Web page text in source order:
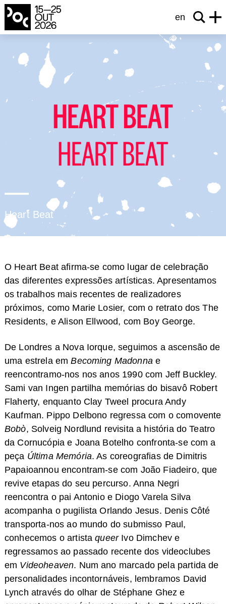
en
Heart Beat
O Heart Beat afirma-se como lugar de celebração
das diferentes expressões artísticas. Apresentamos
os trabalhos mais recentes de realizadores
próximos, como Marie Losier, com o retrato dos The
Residents, e Alison Ellwood, com Boy George.
De Londres a Nova Iorque, seguimos a ascensão de
uma estrela emBecoming Madonnae
reencontramo-nos nos anos 1990 com Jeff Buckley.
Sami van Ingen partilha memórias do bisavô Robert
Flaherty, enquanto Clay Tweel procura Andy
Kaufman. Pippo Delbono regressa com o comovente
Bobò, Solveig Nordlund revisita a história do Teatro
da Cornucópia e Joana Botelho confronta-se com a
peça Última Memória. As coreografias de Dimitris
Papaioannou encontram-se com João Fiadeiro, que
revive etapas do seu percurso. Anna Negri
reencontra o pai Antonio e Diogo Varela Silva
acompanha o pugilista Orlando Jesus. Denis Côté
transporta-nos ao mundo do submisso Paul,
conhecemos o artistaqueerIvo Dimchev e
regressamos ao passado recente dos videoclubes
em Videoheaven. Num ano marcado pela partida de
personalidades incontornáveis, lembramos David
Lynch através do olhar de Stéphane Ghez e